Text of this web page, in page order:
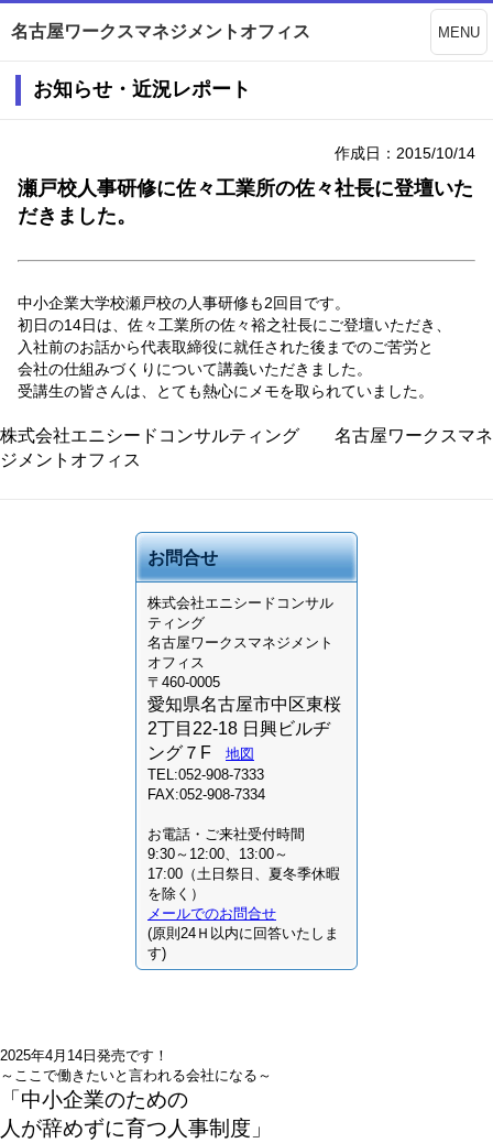
名古屋ワークスマネジメントオフィス MENU
お知らせ・近況レポート
作成日：2015/10/14
瀬戸校人事研修に佐々工業所の佐々社長に登壇いた
だきました。
中小企業大学校瀬戸校の人事研修も2回目です。
初日の14日は、佐々工業所の佐々裕之社長にご登壇いただき、
入社前のお話から代表取締役に就任された後までのご苦労と
会社の仕組みづくりについて講義いただきました。
受講生の皆さんは、とても熱心にメモを取られていました。
株式会社エニシードコンサルティング 名古屋ワークスマネ
ジメントオフィス
お問合せ
株式会社エニシードコンサル
ティング
名古屋ワークスマネジメント
オフィス
〒460-0005
愛知県名古屋市中区東桜
2丁目22-18 日興ビルヂ
ング７F
地図
TEL:052-908-7333
FAX:052-908-7334
お電話・ご来社受付時間
9:30～12:00、13:00～
17:00（土日祭日、夏冬季休暇
を除く）
メールでのお問合せ
(原則24Ｈ以内に回答いたしま
す)
2025年4月14日発売です！
～ここで働きたいと言われる会社になる～
「中小企業のための
人が辞めずに育つ人事制度」